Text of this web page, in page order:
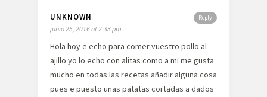
Reply
UNKNOWN
junio 25, 2016 at 2:33 pm
Hola hoy e echo para comer vuestro pollo al
ajillo yo lo echo con alitas como a mi me gusta
mucho en todas las recetas añadir alguna cosa
pues e puesto unas patatas cortadas a dados